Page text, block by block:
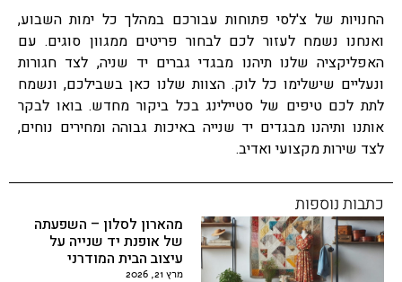
החנויות של צ'לסי פתוחות עבורכם במהלך כל ימות השבוע,
ואנחנו נשמח לעזור לכם לבחור פריטים ממגוון סוגים. עם
האפליקציה שלנו תיהנו מבגדי גברים יד שניה, לצד חגורות
ונעליים שישלימו כל לוק. הצוות שלנו כאן בשבילכם, ונשמח
לתת לכם טיפים של סטיילינג בכל ביקור מחדש. בואו לבקר
אותנו ותיהנו מבגדים יד שנייה באיכות גבוהה ומחירים נוחים,
לצד שירות מקצועי ואדיב.
כתבות נוספות
מהארון לסלון – השפעתה
של אופנת יד שנייה על
עיצוב הבית המודרני
מרץ 21, 2026